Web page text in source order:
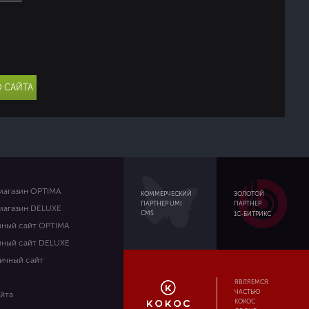
САЙТА
OPTIMA
DELUXE
сайт OPTIMA
сайт DELUXE
сайт
КОММЕРЧЕСКИЙ
ПАРТНЕР UMI
CMS
ЗОЛОТОЙ
ПАРТНЕР
1С-БИТРИКС
ЯВЛЯЕМСЯ
ЧАСТЬЮ
KOKOC